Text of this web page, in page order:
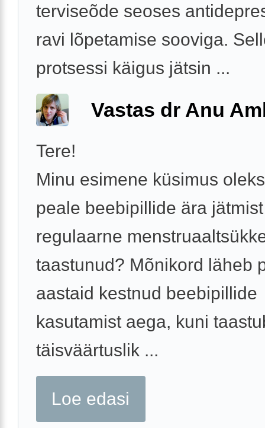
terviseõde seoses
ravi lõpetamise sooviga.
protsessi käigus jätsin ...
Vastas dr Anu
Tere!
Minu esimene küsimus
peale beebipillide ära
regulaarne
taastunud? Mõnikord läheb
aastaid kestnud beebipillide
kasutamist aega, kuni
täisväärtuslik ...
Loe edasi